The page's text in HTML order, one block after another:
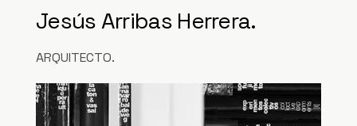
Jesús Arribas Herrera.
ARQUITECTO.